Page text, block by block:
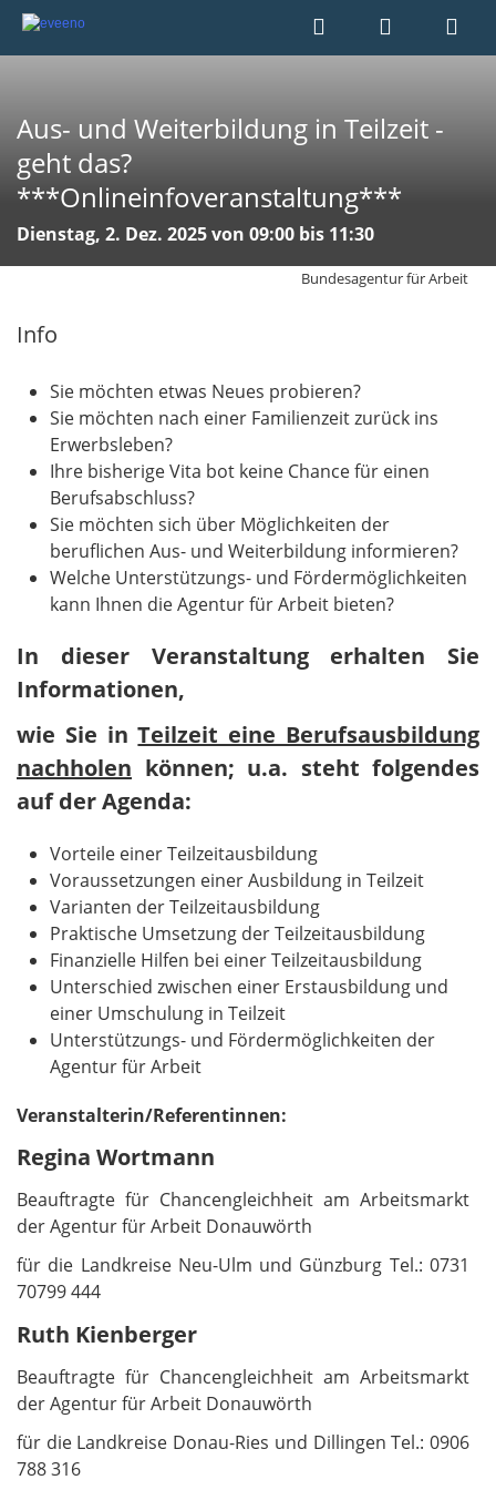
Aus- und Weiterbildung in Teilzeit -
geht das?
***Onlineinfoveranstaltung***
Dienstag, 2. Dez. 2025 von 09:00 bis 11:30
Bundesagentur für Arbeit
Info
Sie möchten etwas Neues probieren?
Sie möchten nach einer Familienzeit zurück ins
Erwerbsleben?
Ihre bisherige Vita bot keine Chance für einen
Berufsabschluss?
Sie möchten sich über Möglichkeiten der
beruflichen Aus- und Weiterbildung informieren?
Welche Unterstützungs- und Fördermöglichkeiten
kann Ihnen die Agentur für Arbeit bieten?
​​​​​​​In dieser Veranstaltung erhalten Sie
Informationen,
wie Sie inTeilzeit eine Berufsausbildung
nachholen können; u.a. steht folgendes
auf der Agenda:
Vorteile einer Teilzeitausbildung
Voraussetzungen einer Ausbildung in Teilzeit
Varianten der Teilzeitausbildung
Praktische Umsetzung der Teilzeitausbildung
Finanzielle Hilfen bei einer Teilzeitausbildung
Unterschied zwischen einer Erstausbildung und
einer Umschulung in Teilzeit
Unterstützungs- und Fördermöglichkeiten der
Agentur für Arbeit
Veranstalterin/Referentinnen:
Regina Wortmann
Beauftragte für Chancengleichheit am Arbeitsmarkt
der Agentur für Arbeit Donauwörth
für die Landkreise Neu-Ulm und Günzburg Tel.: 0731
70799 444
Ruth Kienberger
Beauftragte für Chancengleichheit am Arbeitsmarkt
der Agentur für Arbeit Donauwörth
für die Landkreise Donau-Ries und Dillingen Tel.: 0906
788 316